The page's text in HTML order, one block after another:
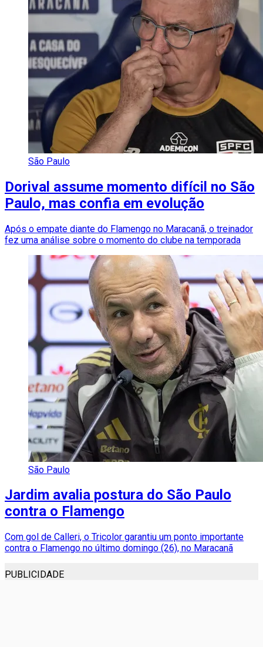
São Paulo
Dorival assume momento difícil no São
Paulo, mas confia em evolução
Após o empate diante do Flamengo no Maracanã, o treinador
fez uma análise sobre o momento do clube na temporada
São Paulo
Jardim avalia postura do São Paulo
contra o Flamengo
Com gol de Calleri, o Tricolor garantiu um ponto importante
contra o Flamengo no último domingo (26), no Maracanã
PUBLICIDADE